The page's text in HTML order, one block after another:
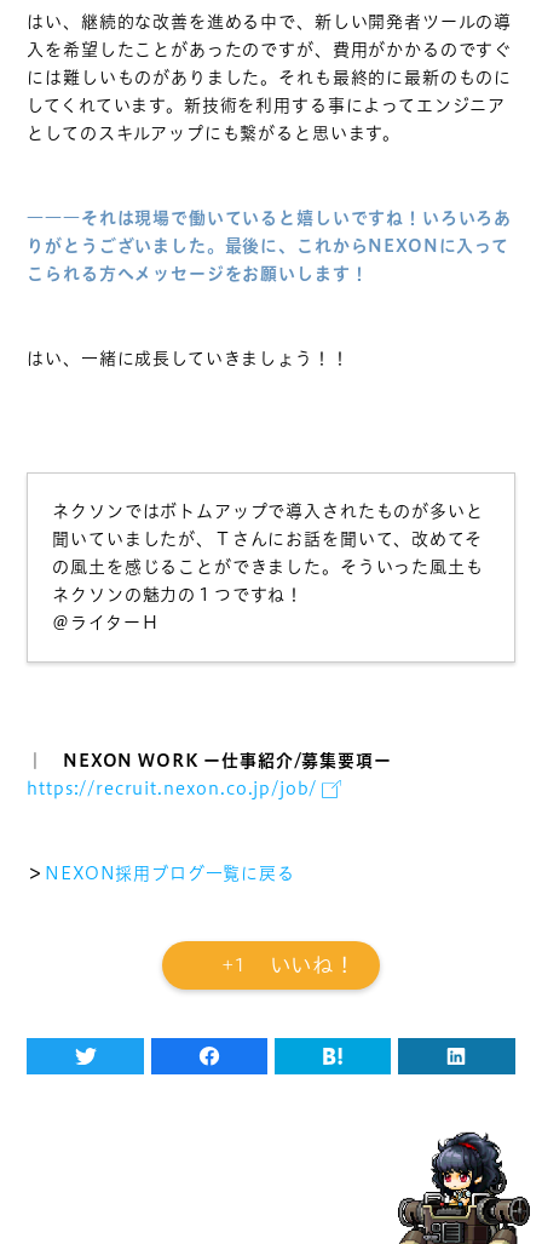
トップ
コンセプト
福利厚生
キャリア形成/研修制度
ブログ
個人情報保護方針
はい、継続的な改善を進める中で、新しい開発者ツールの導
入を希望したことがあったのですが、費用がかかるのですぐ
には難しいものがありました。それも最終的に最新のものに
してくれています。新技術を利用する事によってエンジニア
としてのスキルアップにも繋がると思います。
―――それは現場で働いていると嬉しいですね！いろいろあ
りがとうございました。 最後に、これからNEXONに入って
こられる方へメッセージをお願いします！
はい、一緒に成長していきましょう！！
ネクソンではボトムアップで導入されたものが多いと
聞いていましたが、Ｔさんにお話を聞いて、改めてそ
の風土を感じることができました。そういった風土も
ネクソンの魅力の１つですね！
＠ライターＨ
｜ NEXON WORK ー仕事紹介/募集要項ー
https://recruit.nexon.co.jp/job/
＞ NEXON採用ブログ一覧に戻る
+1